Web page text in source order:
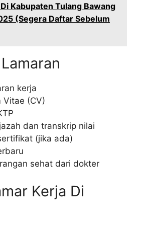
Kabupaten Tulang Bawang
(Segera Daftar Sebelum
kerja
Vitae (CV)
dan transkrip nilai
(jika ada)
sehat dari dokter
Kerja Di